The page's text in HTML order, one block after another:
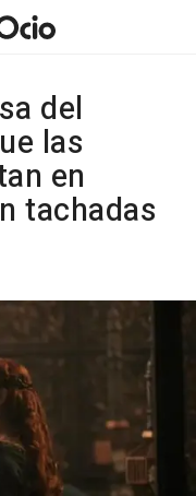
del
las
en
tachadas